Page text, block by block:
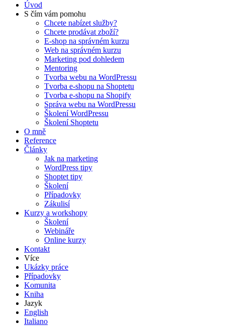
Úvod
S čím vám pomohu
Chcete nabízet služby?
Chcete prodávat zboží?
E-shop na správném kurzu
Web na správném kurzu
Marketing pod dohledem
Mentoring
Tvorba webu na WordPressu
Tvorba e-shopu na Shoptetu
Tvorba e-shopu na Shopify
Správa webu na WordPressu
Školení WordPressu
Školení Shoptetu
O mně
Reference
Články
Jak na marketing
WordPress tipy
Shoptet tipy
Školení
Případovky
Zákulisí
Kurzy a workshopy
Školení
Webináře
Online kurzy
Kontakt
Více
Ukázky práce
Případovky
Komunita
Kniha
Jazyk
English
Italiano